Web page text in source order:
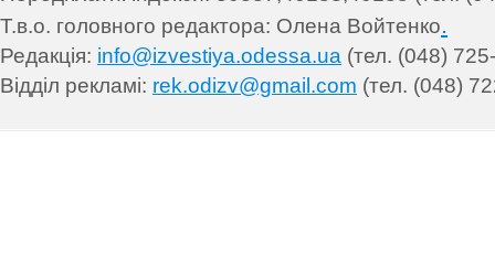
Т.в.о. головного редактора: Олена Войтенко.
Редакція: info@izvestiya.odessa.ua (тел. (048)
Відділ рекламі: rek.odizv@gmail.com (тел. (048)